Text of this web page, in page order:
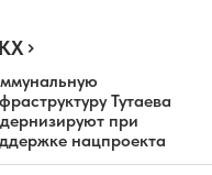
Тутаева
при
нацпроекта